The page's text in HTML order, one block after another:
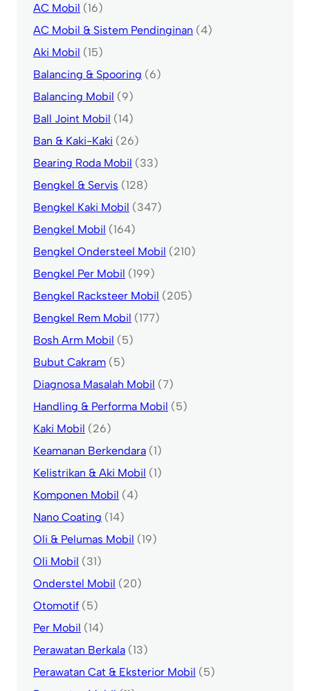
AC Mobil (16)
AC Mobil & Sistem Pendinginan (4)
Aki Mobil (15)
Balancing & Spooring (6)
Balancing Mobil (9)
Ball Joint Mobil (14)
Ban & Kaki-Kaki (26)
Bearing Roda Mobil (33)
Bengkel & Servis (128)
Bengkel Kaki Mobil (347)
Bengkel Mobil (164)
Bengkel Ondersteel Mobil (210)
Bengkel Per Mobil (199)
Bengkel Racksteer Mobil (205)
Bengkel Rem Mobil (177)
Bosh Arm Mobil (5)
Bubut Cakram (5)
Diagnosa Masalah Mobil (7)
Handling & Performa Mobil (5)
Kaki Mobil (26)
Keamanan Berkendara (1)
Kelistrikan & Aki Mobil (1)
Komponen Mobil (4)
Nano Coating (14)
Oli & Pelumas Mobil (19)
Oli Mobil (31)
Onderstel Mobil (20)
Otomotif (5)
Per Mobil (14)
Perawatan Berkala (13)
Perawatan Cat & Eksterior Mobil (5)